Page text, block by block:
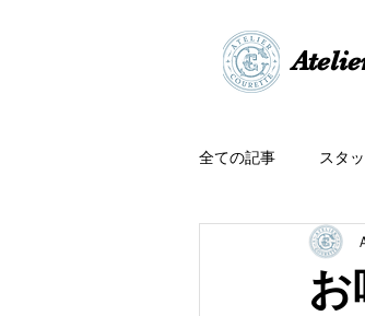
全ての記事 スタ